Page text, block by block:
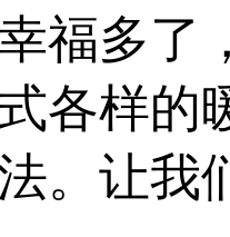
福多了
各样的
。让我